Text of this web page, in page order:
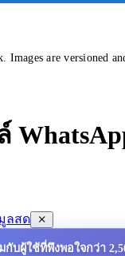
are versioned
ลสด
กับผู้ใช้ที่พึงพอใจกว่า